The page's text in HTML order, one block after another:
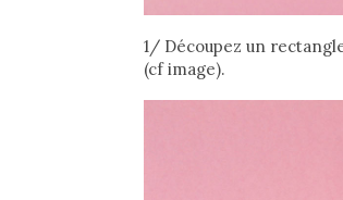
1/ Découpez un
(cf image).